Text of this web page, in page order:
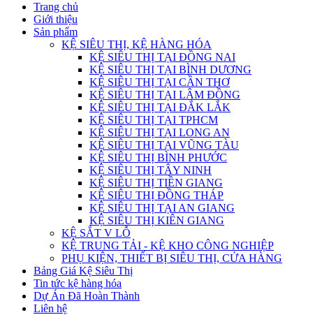
Trang chủ
Giới thiệu
Sản phẩm
KỆ SIÊU THỊ, KỆ HÀNG HÓA
KỆ SIÊU THỊ TẠI ĐỒNG NAI
KỆ SIÊU THỊ TẠI BÌNH DƯƠNG
KỆ SIÊU THỊ TẠI CẦN THƠ
KỆ SIÊU THỊ TẠI LÂM ĐỒNG
KỆ SIÊU THỊ TẠI ĐẮK LẮK
KỆ SIÊU THỊ TẠI TPHCM
KỆ SIÊU THỊ TẠI LONG AN
KỆ SIÊU THỊ TẠI VŨNG TÀU
KỆ SIÊU THỊ BÌNH PHƯỚC
KỆ SIÊU THỊ TÂY NINH
KỆ SIÊU THỊ TIỀN GIANG
KỆ SIÊU THỊ ĐỒNG THÁP
KỆ SIÊU THỊ TẠI AN GIANG
KỆ SIÊU THỊ KIÊN GIANG
KỆ SẮT V LỖ
KỆ TRUNG TẢI - KỆ KHO CÔNG NGHIỆP
PHỤ KIỆN, THIẾT BỊ SIÊU THỊ, CỬA HÀNG
Bảng Giá Kệ Siêu Thị
Tin tức kệ hàng hóa
Dự Án Đã Hoàn Thành
Liên hệ